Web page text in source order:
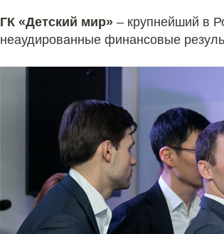
ГК «Детский мир» – крупнейший в
неаудированные финансовые